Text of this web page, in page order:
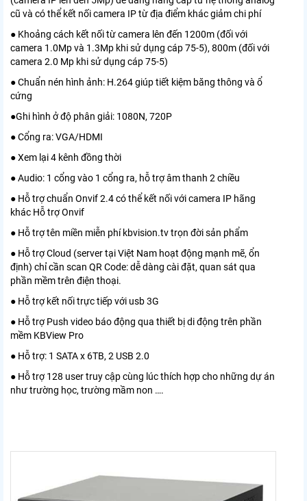
cũ và có thể kết nối camera IP từ địa điểm khác giảm chi phí
● Khoảng cách kết nối từ camera lên đến 1200m (đối với
camera 1.0Mp và 1.3Mp khi sử dụng cáp 75-5), 800m (đối với
camera 2.0 Mp khi sử dụng cáp 75-5)
● Chuẩn nén hình ảnh: H.264 giúp tiết kiệm băng thông và ổ
cứng
●Ghi hình ở độ phân giải: 1080N, 720P
● Cổng ra: VGA/HDMI
● Xem lại 4 kênh đồng thời
● Audio: 1 cổng vào 1 cổng ra, hỗ trợ âm thanh 2 chiều
● Hỗ trợ chuẩn Onvif 2.4 có thể kết nối với camera IP hãng
khác Hỗ trợ Onvif
● Hỗ trợ tên miền miễn phí kbvision.tv trọn đời sản phẩm
● Hỗ trợ Cloud (server tại Việt Nam hoạt động mạnh mẽ, ổn
định) chỉ cần scan QR Code: dễ dàng cài đặt, quan sát qua
phần mềm trên điện thoại.
● Hỗ trợ kết nối trực tiếp với usb 3G
● Hỗ trợ Push video báo động qua thiết bị di động trên phần
mềm KBView Pro
● Hỗ trợ: 1 SATA x 6TB, 2 USB 2.0
● Hỗ trợ 128 user truy cập cùng lúc thích hợp cho những dự án
như trường học, trường mầm non ….